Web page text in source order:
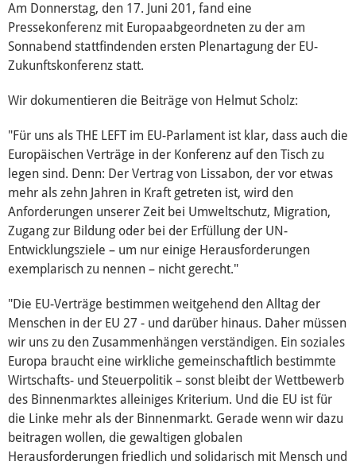
Wahl 2019
ACTA
Internationaler Handel (EP)
Konstitutionelle Fragen (EP)
TTIP
Auswärtige Angelegenheiten (EP)
Europäische Linkspartei
Interviews
Am Donnerstag, den 17. Juni 201, fand eine
Pressekonferenz mit Europaabgeordneten zu der am
Sonnabend stattfindenden ersten Plenartagung der EU-
Zukunftskonferenz statt.
Wir dokumentieren die Beiträge von Helmut Scholz:
"Für uns als THE LEFT im EU-Parlament ist klar, dass auch die
Europäischen Verträge in der Konferenz auf den Tisch zu
legen sind. Denn: Der Vertrag von Lissabon, der vor etwas
mehr als zehn Jahren in Kraft getreten ist, wird den
Anforderungen unserer Zeit bei Umweltschutz, Migration,
Zugang zur Bildung oder bei der Erfüllung der UN-
Entwicklungsziele – um nur einige Herausforderungen
exemplarisch zu nennen – nicht gerecht."
"Die EU-Verträge bestimmen weitgehend den Alltag der
Menschen in der EU 27 - und darüber hinaus. Daher müssen
wir uns zu den Zusammenhängen verständigen. Ein soziales
Europa braucht eine wirkliche gemeinschaftlich bestimmte
Wirtschafts- und Steuerpolitik – sonst bleibt der Wettbewerb
des Binnenmarktes alleiniges Kriterium. Und die EU ist für
die Linke mehr als der Binnenmarkt. Gerade wenn wir dazu
beitragen wollen, die gewaltigen globalen
Herausforderungen friedlich und solidarisch mit Mensch und